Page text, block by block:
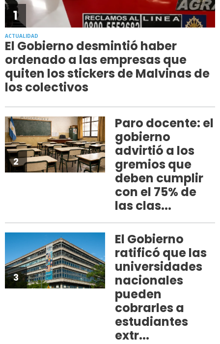
1
ACTUALIDAD
El Gobierno desmintió haber
ordenado a las empresas que
quiten los stickers de Malvinas de
los colectivos
2
Paro docente: el
gobierno
advirtió a los
gremios que
deben cumplir
con el 75% de
las clas...
3
El Gobierno
ratificó que las
universidades
nacionales
pueden
cobrarles a
estudiantes
extr...